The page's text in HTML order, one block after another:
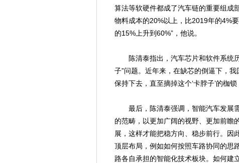
算法等软硬件都成了汽车链的重要组成
物料成本的20%以上，比2019年的4%
的15%上升到60%”，他说。
陈清泰指出，汽车芯片和软件系统历
子”问题。近年来，在缺芯的倒逼下，
保持下去，直至摘掉这个‘卡脖子’的枷锁
最后，陈清泰强调，智能汽车发展
的范畴，以更加广阔的视野、更加前瞻
展，这样才能把稳方向、稳步前行。因
顶层布局，例如如何按照车路协同的思
路各自承担的智能化技术板块。如何建